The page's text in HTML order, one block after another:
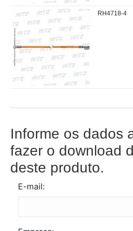
RH4718-4
Informe os dados
fazer o download
deste produto.
E-mail: